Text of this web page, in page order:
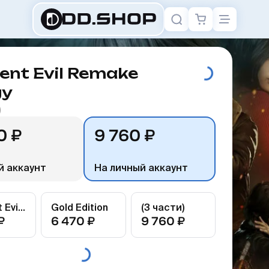
Evil Remake
₽
аккаунт
9 760 ₽
На личный аккаунт
Resident Evil 4 Gold Edition
6 470 ₽
(3 части)
9 760 ₽